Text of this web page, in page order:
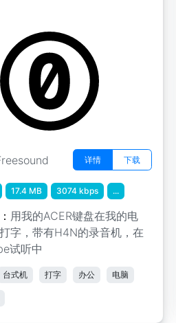
详情 下载
17.4 MB 3074 kbps ...
用我的ACER键盘在我的电
字，带有H4N的录音机，在
试听中
台式机 打字 办公 电脑